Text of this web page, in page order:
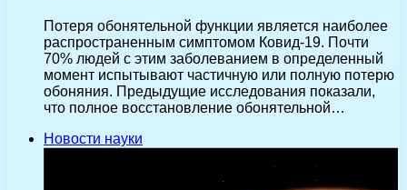
Потеря обонятельной функции является наиболее
распространенным симптомом Ковид-19. Почти
70% людей с этим заболеванием в определенный
момент испытывают частичную или полную потерю
обоняния. Предыдущие исследования показали,
что полное восстановление обонятельной…
Новости науки